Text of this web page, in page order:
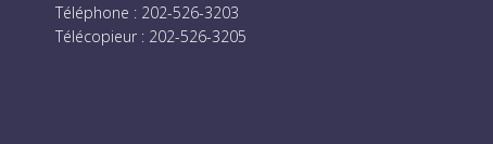
Téléphone : 202-526-3203
Télécopieur : 202-526-3205